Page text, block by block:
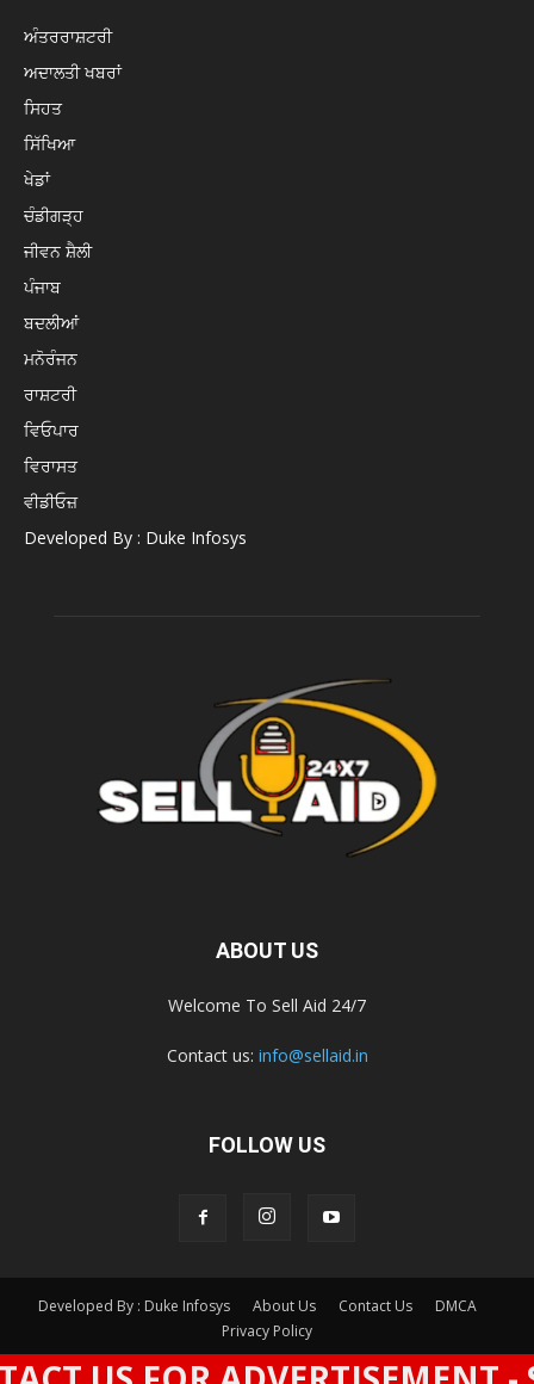
ਅੰਤਰਰਾਸ਼ਟਰੀ
ਅਦਾਲਤੀ ਖਬਰਾਂ
ਸਿਹਤ
ਸਿੱਖਿਆ
ਖੇਡਾਂ
ਚੰਡੀਗੜ੍ਹ
ਜੀਵਨ ਸ਼ੈਲੀ
ਪੰਜਾਬ
ਬਦਲੀਆਂ
ਮਨੋਰੰਜਨ
ਰਾਸ਼ਟਰੀ
ਵਿਓਪਾਰ
ਵਿਰਾਸਤ
ਵੀਡੀਓਜ਼
Developed By : Duke Infosys
ABOUT US
Welcome To Sell Aid 24/7
Contact us: info@sellaid.in
FOLLOW US
Developed By : Duke Infosys About Us Contact Us
DMCA
Privacy Policy
© All Rights Reserved By Sell Aid